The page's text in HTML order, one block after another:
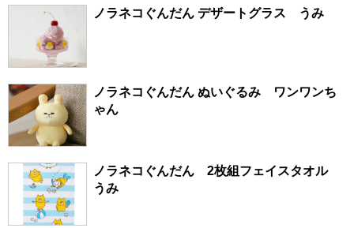
ノラネコぐんだん デザートグラス うみ
ノラネコぐんだん ぬいぐるみ ワンワンち
ゃん
ノラネコぐんだん 2枚組フェイスタオル
うみ